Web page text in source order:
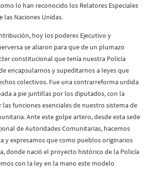
lo han reconocido los Relatores Especiales
las Naciones Unidas.
hoy los poderes Ejecutivo y
se aliaron para que de un plumazo
constitucional que tenía nuestra Policía
encapsularnos y supeditarnos a leyes que
colectivos. Fue una contrarreforma urdida
a pie juntillas por los diputados, con la
funciones esenciales de nuestro sistema de
Ante este golpe artero, desde esta sede
de Autoridades Comunitarias, hacemos
y expresamos que como pueblos originarios
donde nació el proyecto histórico de la Policía
con la ley en la mano este modelo